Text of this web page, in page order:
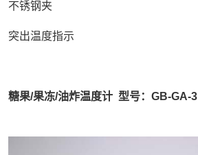
不锈钢夹
突出温度指示
糖果/果冻/油炸温度计 型号：GB-GA-3